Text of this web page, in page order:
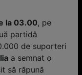
la 03.00, pe
partidă
de suporteri
a semnat o
să răpună